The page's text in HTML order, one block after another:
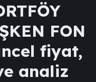
FON
fiyat,
analiz